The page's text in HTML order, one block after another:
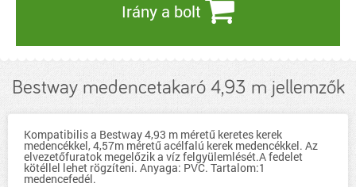
Irány a bolt
Bestway medencetakaró 4,93 m jellemzők
Kompatibilis a Bestway 4,93 m méretű keretes kerek
medencékkel, 4,57m méretű acélfalú kerek medencékkel. Az
elvezetőfuratok megelőzik a víz felgyülemlését.A fedelet
kötéllel lehet rögzíteni. Anyaga: PVC. Tartalom:1
medencefedél.